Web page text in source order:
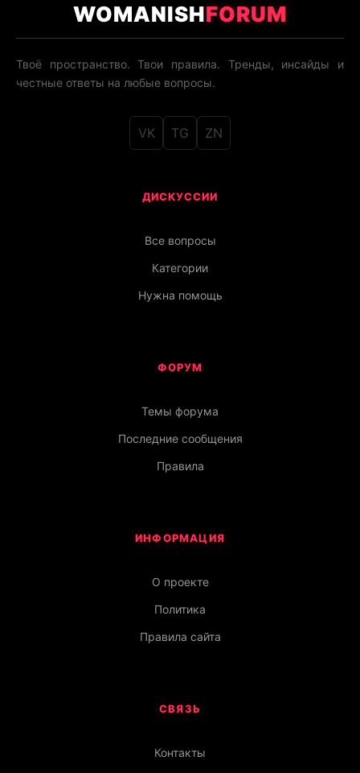
WOMANISHFORUM
Твоё пространство. Твои правила. Тренды, инсайды и
честные ответы на любые вопросы.
VK TG ZN
ДИСКУССИИ
Все вопросы
Категории
Нужна помощь
ФОРУМ
Темы форума
Последние сообщения
Правила
ИНФОРМАЦИЯ
О проекте
Политика
Правила сайта
СВЯЗЬ
Контакты